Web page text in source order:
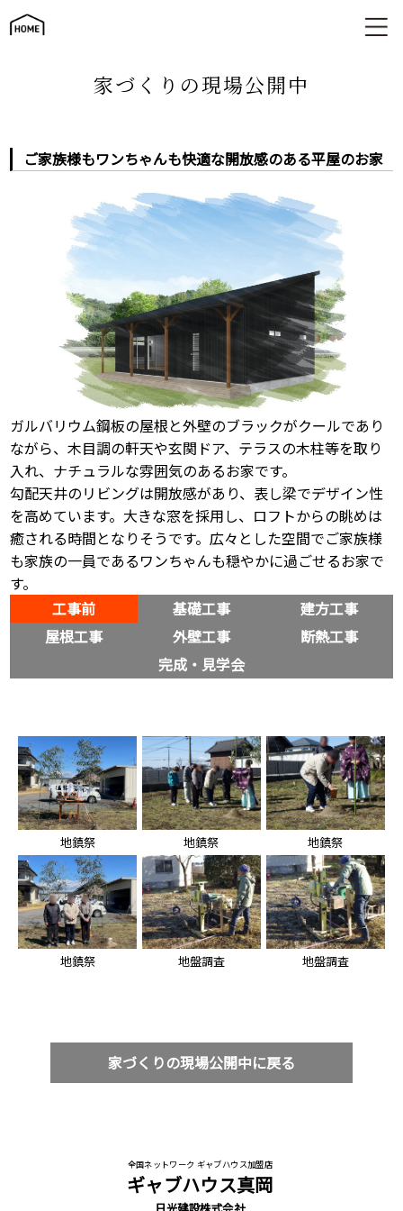
ご家族様もワンちゃんも快適な開放感のある平屋のお家
家づくりの現場公開中
ご家族様もワンちゃんも快適な開放感のある平屋のお家
ガルバリウム鋼板の屋根と外壁のブラックがクールであり
ながら、木目調の軒天や玄関ドア、テラスの木柱等を取り
入れ、ナチュラルな雰囲気のあるお家です。
勾配天井のリビングは開放感があり、表し梁でデザイン性
を高めています。大きな窓を採用し、ロフトからの眺めは
癒される時間となりそうです。広々とした空間でご家族様
も家族の一員であるワンちゃんも穏やかに過ごせるお家で
す。
工事前
基礎工事
建方工事
屋根工事
外壁工事
断熱工事
完成・見学会
地鎮祭 地鎮祭 地鎮祭
地鎮祭 地盤調査 地盤調査
家づくりの現場公開中に戻る
全国ネットワーク ギャブハウス加盟店
ギャブハウス真岡